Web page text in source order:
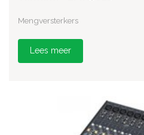
Mengversterkers
Lees meer